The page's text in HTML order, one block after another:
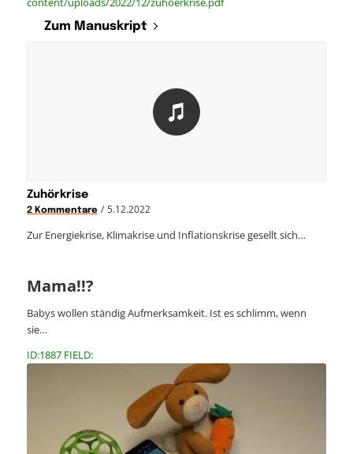
Zum Manuskript
Zuhörkrise
2 Kommentare / 5.12.2022
Zur Energiekrise, Klimakrise und Inflationskrise gesellt sich…
Mama!!?
Babys wollen ständig Aufmerksamkeit. Ist es schlimm, wenn
sie…
ID:1887 FIELD: